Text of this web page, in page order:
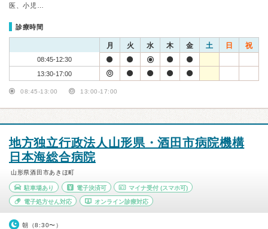
医、小児…
診療時間
月 火 水 木 金 土 日 祝
08:45-12:30
13:30-17:00
08:45-13:00 13:00-17:00
地方独立行政法人山形県・酒田市病院機構
日本海総合病院
山形県酒田市あきほ町
駐車場あり 電子決済可 マイナ受付 (スマホ可)
電子処方せん対応 オンライン診療対応
朝（8:30〜）